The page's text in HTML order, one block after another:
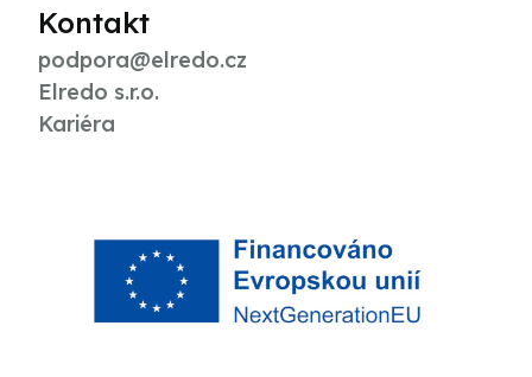
Kontakt
podpora@elredo.cz
Elredo s.r.o.
Kariéra